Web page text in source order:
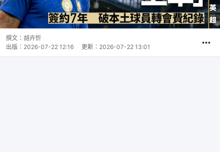
撰文： 胡卉忻
出版： 2026-07-22 12:16 更新： 2026-07-22 13:01